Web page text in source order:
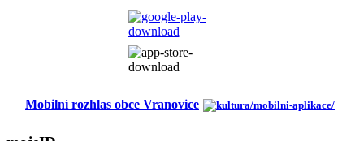
Mobilní rozhlas obce Vranovice